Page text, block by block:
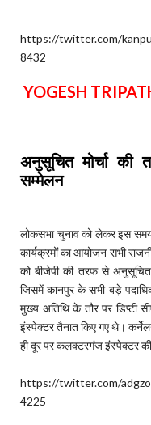
https://twitter.com/
8432
YOGESH
अनुसूचित मोर्चा
सम्मेलन
लोकसभा चुनाव को लेकर इस समय
कार्यक्रमों का आयोजन सभी
को बीजेपी की तरफ से अनुसूचित
जिसमें कानपुर के सभी बड़े
मुख्य अतिथि के तौर पर डिप्टी
इंस्पेक्टर तैनात किए गए थे।
ही दूर पर कलक्टरगंज इंस्पेक्टर
https://twitter.com/
4225